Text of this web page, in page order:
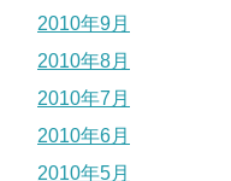
2010年9月
2010年8月
2010年7月
2010年6月
2010年5月